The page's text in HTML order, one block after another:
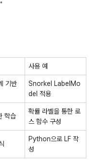
사용 예
기반
Snorkel LabelMo
del 적용
학습
확률 라벨을 통한 로
스 함수 구성
Python으로 LF 작
성